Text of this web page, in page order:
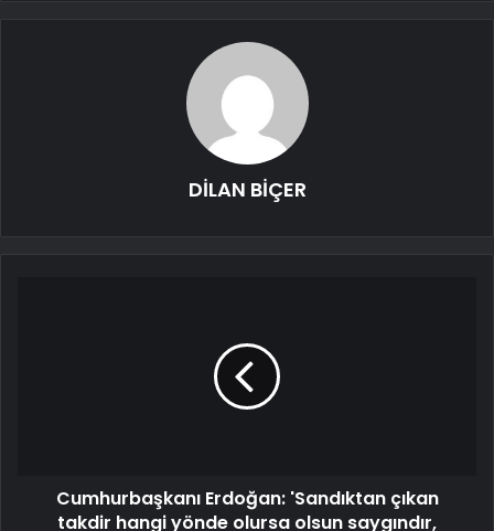
DİLAN BİÇER
Cumhurbaşkanı Erdoğan: 'Sandıktan çıkan
takdir hangi yönde olursa olsun saygındır,